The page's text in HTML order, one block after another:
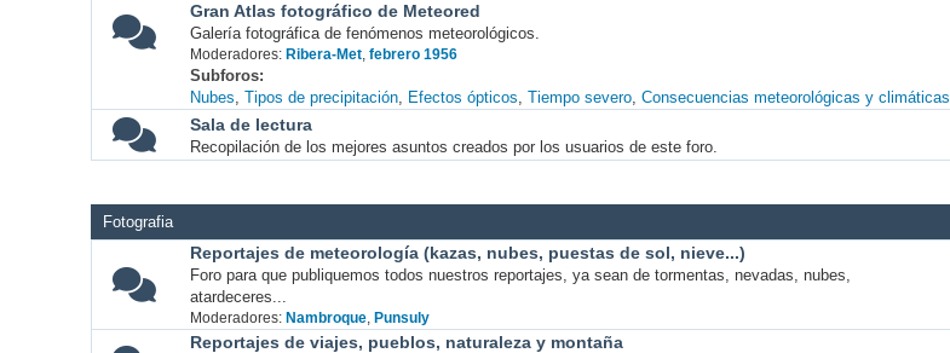
Gran Atlas fotográfico de Meteored
Galería fotográfica de fenómenos meteorológicos.
Moderadores: Ribera-Met, febrero 1956
Subforos
Nubes Tipos de precipitación Efectos ópticos Tiempo severo Consecuencias meteorológicas y climáticas
Sala de lectura
Recopilación de los mejores asuntos creados por los usuarios de este foro.
Fotografia
Reportajes de meteorología (kazas, nubes, puestas de sol, nieve...)
Foro para que publiquemos todos nuestros reportajes, ya sean de tormentas, nevadas, nubes,
atardeceres...
Moderadores: Nambroque, Punsuly
Reportajes de viajes, pueblos, naturaleza y montaña